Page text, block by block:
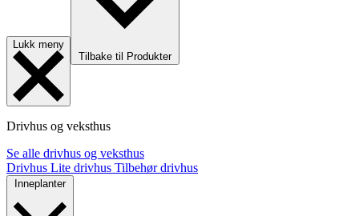
Lukk meny
Tilbake til Produkter
Drivhus og veksthus
Se alle drivhus og veksthus
Drivhus Lite drivhus Tilbehør drivhus
Inneplanter